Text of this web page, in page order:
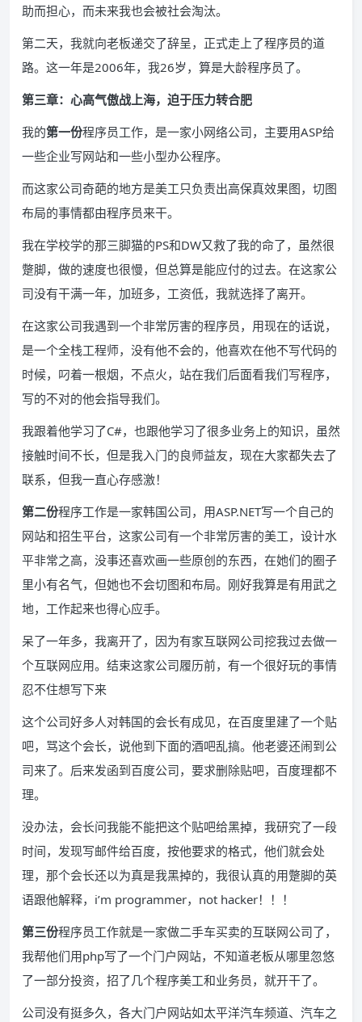
助而担心，而未来我也会被社会淘汰。
第二天，我就向老板递交了辞呈，正式走上了程序员的道
路。这一年是2006年，我26岁，算是大龄程序员了。
第三章：心高气傲战上海，迫于压力转合肥
我的第一份程序员工作，是一家小网络公司，主要用ASP给
一些企业写网站和一些小型办公程序。
而这家公司奇葩的地方是美工只负责出高保真效果图，切图
布局的事情都由程序员来干。
我在学校学的那三脚猫的PS和DW又救了我的命了，虽然很
蹩脚，做的速度也很慢，但总算是能应付的过去。在这家公
司没有干满一年，加班多，工资低，我就选择了离开。
在这家公司我遇到一个非常厉害的程序员，用现在的话说，
是一个全栈工程师，没有他不会的，他喜欢在他不写代码的
时候，叼着一根烟，不点火，站在我们后面看我们写程序，
写的不对的他会指导我们。
我跟着他学习了C#，也跟他学习了很多业务上的知识，虽然
接触时间不长，但是我入门的良师益友，现在大家都失去了
联系，但我一直心存感激！
第二份程序工作是一家韩国公司，用ASP.NET写一个自己的
网站和招生平台，这家公司有一个非常厉害的美工，设计水
平非常之高，没事还喜欢画一些原创的东西，在她们的圈子
里小有名气，但她也不会切图和布局。刚好我算是有用武之
地，工作起来也得心应手。
呆了一年多，我离开了，因为有家互联网公司挖我过去做一
个互联网应用。结束这家公司履历前，有一个很好玩的事情
忍不住想写下来
这个公司好多人对韩国的会长有成见，在百度里建了一个贴
吧，骂这个会长，说他到下面的酒吧乱搞。他老婆还闹到公
司来了。后来发函到百度公司，要求删除贴吧，百度理都不
理。
没办法，会长问我能不能把这个贴吧给黑掉，我研究了一段
时间，发现写邮件给百度，按他要求的格式，他们就会处
理，那个会长还以为真是我黑掉的，我很认真的用蹩脚的英
语跟他解释，i’m programmer，not hacker！！！
第三份程序员工作就是一家做二手车买卖的互联网公司了，
我帮他们用php写了一个门户网站，不知道老板从哪里忽悠
了一部分投资，招了几个程序美工和业务员，就开干了。
公司没有挺多久，各大门户网站如太平洋汽车频道、汽车之